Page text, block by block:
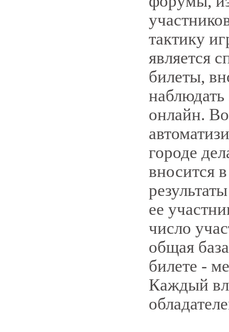
тактику
является
билеты,
онлайн.
городе
вносится
ее
число
общая
билете -
Каждый